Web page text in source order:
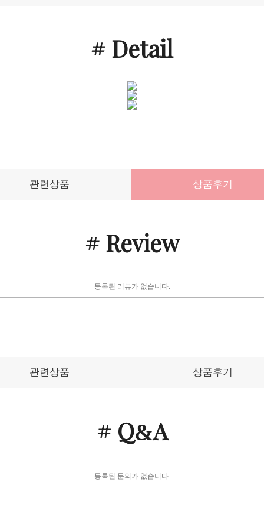
# Detail
관련상품 상품후기
# Review
등록된 리뷰가 없습니다.
관련상품 상품후기
# Q&A
등록된 문의가 없습니다.